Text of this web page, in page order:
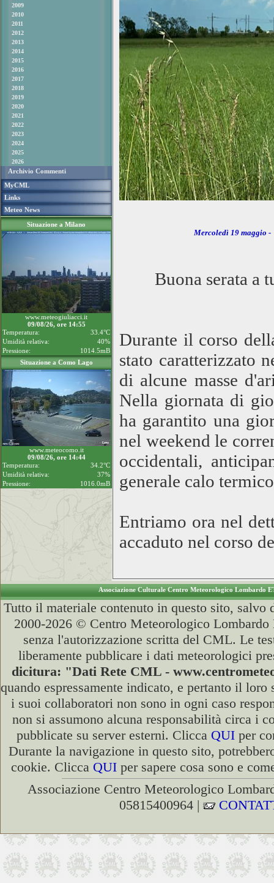
2009
2010
2011
2012
2013
2014
2015
2016
2017
2018
2019
2020
2021
2022
2023
2024
2025
2026
Archivio Commenti
MyCML
Links
Meteo News
Situazione a Milano
www.meteogiuliacci.it
09/08/26, ore 14:55
Temperatura:
33.4°C
Umidità relativa:
40%
Pressione:
1014.5mB
Situazione a Como Lago
www.meteocomo.it
09/08/26, ore 14:44
Temperatura:
34.2°C
Umidità relativa:
37%
Pressione:
1016.0mB
Mercoledì 19 maggio -
Buona serata a
Durante il corso
stato caratterizzato
di alcune masse
Nella giornata di
ha garantito una
nel weekend le
occidentali,
generale calo
Entriamo ora nel
accaduto nel corso
Associazione Culturale Centro Meteorologico Lombardo
Tutto il materiale contenuto in questo sito, salvo
2000-2026 © Centro Meteorologico
senza l'autorizzazione scritta del CML. Le
liberamente pubblicare i dati meteorologici
dicitura: "Dati Rete CML -
quando espressamente indicato, e pertanto il
i suoi collaboratori non sono in ogni caso
non si assumono alcuna responsabilità circa i
pubblicate su server esterni. Clicca QUIper
Durante la navigazione in questo sito,
cookie. Clicca QUI per sapere cosa sono e
Associazione Centro Meteorologico
05815400964 |